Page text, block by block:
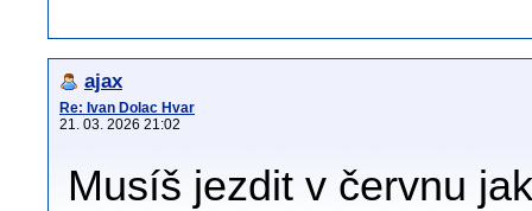
ajax
Re: Ivan Dolac Hvar
21. 03. 2026 21:02
Musíš jezdit v červnu